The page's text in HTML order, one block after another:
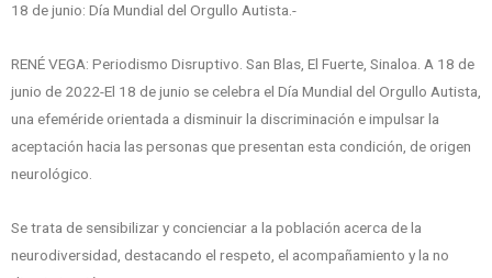
18 de junio: Día Mundial del Orgullo Autista.-
RENÉ VEGA: Periodismo Disruptivo. San Blas, El Fuerte, Sinaloa. A 18 de
junio de 2022-El 18 de junio se celebra el Día Mundial del Orgullo Autista,
una efeméride orientada a disminuir la discriminación e impulsar la
aceptación hacia las personas que presentan esta condición, de origen
neurológico.
Se trata de sensibilizar y concienciar a la población acerca de la
neurodiversidad, destacando el respeto, el acompañamiento y la no